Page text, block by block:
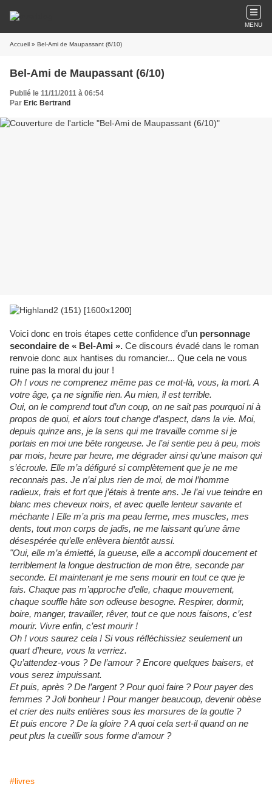
MENU
Accueil » Bel-Ami de Maupassant (6/10)
Bel-Ami de Maupassant (6/10)
Publié le 11/11/2011 à 06:54
Par Eric Bertrand
Voici donc en trois étapes cette confidence d’un personnage
secondaire de « Bel-Ami ». Ce discours évadé dans le roman
renvoie donc aux hantises du romancier... Que cela ne vous
ruine pas la moral du jour !
Oh ! vous ne comprenez même pas ce mot-là, vous, la mort. A
votre âge, ça ne signifie rien. Au mien, il est terrible.
Oui, on le comprend tout d’un coup, on ne sait pas pourquoi ni à
propos de quoi, et alors tout change d’aspect, dans la vie. Moi,
depuis quinze ans, je la sens qui me travaille comme si je
portais en moi une bête rongeuse. Je l’ai sentie peu à peu, mois
par mois, heure par heure, me dégrader ainsi qu’une maison qui
s’écroule. Elle m’a défiguré si complètement que je ne me
reconnais pas. Je n’ai plus rien de moi, de moi l’homme
radieux, frais et fort que j’étais à trente ans. Je l’ai vue teindre en
blanc mes cheveux noirs, et avec quelle lenteur savante et
méchante ! Elle m’a pris ma peau ferme, mes muscles, mes
dents, tout mon corps de jadis, ne me laissant qu’une âme
désespérée qu’elle enlèvera bientôt aussi.
"Oui, elle m’a émietté, la gueuse, elle a accompli doucement et
terriblement la longue destruction de mon être, seconde par
seconde. Et maintenant je me sens mourir en tout ce que je
fais. Chaque pas m’approche d’elle, chaque mouvement,
chaque souffle hâte son odieuse besogne. Respirer, dormir,
boire, manger, travailler, rêver, tout ce que nous faisons, c’est
mourir. Vivre enfin, c’est mourir !
Oh ! vous saurez cela ! Si vous réfléchissiez seulement un
quart d’heure, vous la verriez.
Qu’attendez-vous ? De l’amour ? Encore quelques baisers, et
vous serez impuissant.
Et puis, après ? De l’argent ? Pour quoi faire ? Pour payer des
femmes ? Joli bonheur ! Pour manger beaucoup, devenir obèse
et crier des nuits entières sous les morsures de la goutte ?
Et puis encore ? De la gloire ? A quoi cela sert-il quand on ne
peut plus la cueillir sous forme d’amour ?
#livres